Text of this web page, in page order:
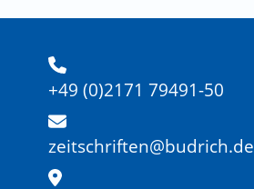
+49 (0)2171 79491-50
zeitschriften@budrich.de